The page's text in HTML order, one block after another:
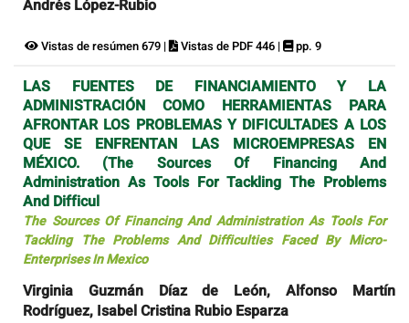
Andrés López-Rubio
Vistas de resúmen 679 | Vistas de PDF 446 | pp. 9
LAS FUENTES DE FINANCIAMIENTO Y LA
ADMINISTRACIÓN COMO HERRAMIENTAS PARA
AFRONTAR LOS PROBLEMAS Y DIFICULTADES A LOS
QUE SE ENFRENTAN LAS MICROEMPRESAS EN
MÉXICO. (The Sources Of Financing And
Administration As Tools For Tackling The Problems
And Difficul
The Sources Of Financing And Administration As Tools For
Tackling The Problems And Difficulties Faced By Micro-
Enterprises In Mexico
Virginia Guzmán Díaz de León, Alfonso Martín
Rodríguez, Isabel Cristina Rubio Esparza